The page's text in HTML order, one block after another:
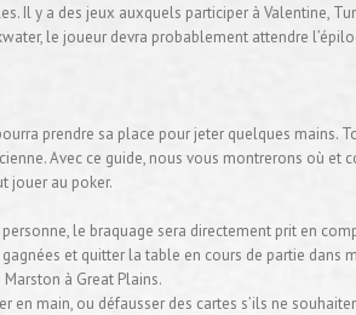
Il y a des jeux auxquels participer à Valentine,
le joueur devra probablement attendre
prendre sa place pour jeter quelques mains.
Avec ce guide, nous vous montrerons où
jouer au poker.
le braquage sera directement prit en
et quitter la table en cours de partie dans
à Great Plains.
main, ou défausser des cartes s’ils ne